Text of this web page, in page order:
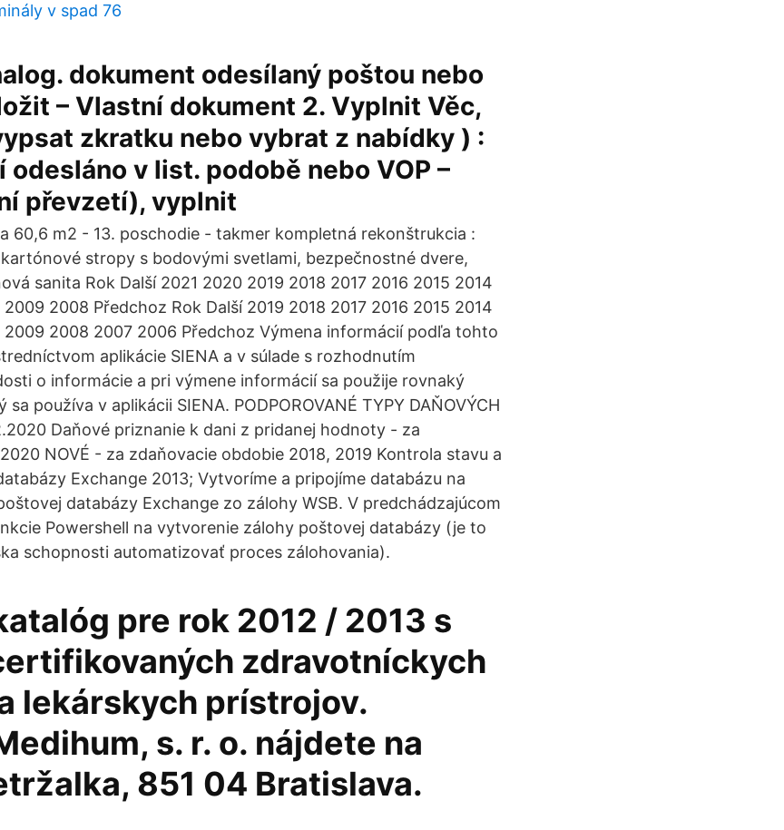
v spad 76
dokument odesílaný poštou nebo
– Vlastní dokument 2. Vyplnit Věc,
zkratku nebo vybrat z nabídky ) :
odesláno v list. podobě nebo VOP –
převzetí), vyplnit
60,6 m2 - 13. poschodie - takmer kompletná rekonštrukcia :
stropy s bodovými svetlami, bezpečnostné dvere,
sanita Rok Další 2021 2020 2019 2018 2017 2016 2015 2014
2009 2008 Předchoz Rok Další 2019 2018 2017 2016 2015 2014
2009 2008 2007 2006 Předchoz Výmena informácií podľa tohto
aplikácie SIENA a v súlade s rozhodnutím
o informácie a pri výmene informácií sa použije rovnaký
používa v aplikácii SIENA. PODPOROVANÉ TYPY DAŇOVÝCH
Daňové priznanie k dani z pridanej hodnoty - za
NOVÉ - za zdaňovacie obdobie 2018, 2019 Kontrola stavu a
Exchange 2013; Vytvoríme a pripojíme databázu na
databázy Exchange zo zálohy WSB. V predchádzajúcom
Powershell na vytvorenie zálohy poštovej databázy (je to
schopnosti automatizovať proces zálohovania).
pre rok 2012 / 2013 s
zdravotníckych
lekárskych prístrojov.
s. r. o. nájdete na
851 04 Bratislava.